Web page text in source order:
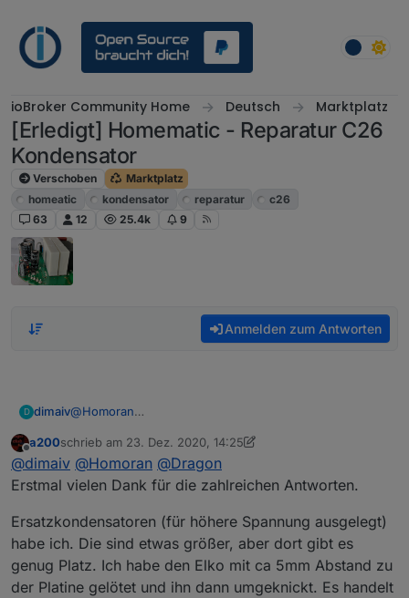
ioBroker Community Home Deutsch Marktplatz
[Erledigt] Homematic - Reparatur C26
Kondensator
Verschoben
Marktplatz
homeatic
kondensator reparatur
c26
63
12 25.4k 9
Anmelden zum Antworten
D dimaiv@Homoran
Offline
a200schrieb am 23. Dez. 2020, 14:25
zuletzt editiert von a200
@dimaiv @Homoran @Dragon
Erstmal vielen Dank für die zahlreichen Antworten.
Ersatzkondensatoren (für höhere Spannung ausgelegt)
habe ich. Die sind etwas größer, aber dort gibt es
genug Platz. Ich habe den Elko mit ca 5mm Abstand zu
der Platine gelötet und ihn dann umgeknickt. Es handelt